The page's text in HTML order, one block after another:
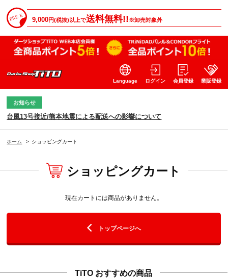
9,000円(税抜)以上で送料無料!!※卸売対象外
Language ログイン 会員登録 業販登録
お知らせ
台風13号接近/熊本地震による配送への影響について
ホーム > ショッピングカート
ショッピングカート
現在カートには商品がありません。
トップページへ
TiTO おすすめの商品